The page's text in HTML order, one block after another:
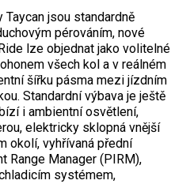
jsou standardně
pérováním, nové
lze objednat jako volitelné
všech kol a v reálném
šířku pásma mezi jízdním
Standardní výbava je ještě
i ambientní osvětlení,
elektricky sklopná vnější
okolí, vyhřívaná přední
Range Mana­ger (PIRM),
systémem,